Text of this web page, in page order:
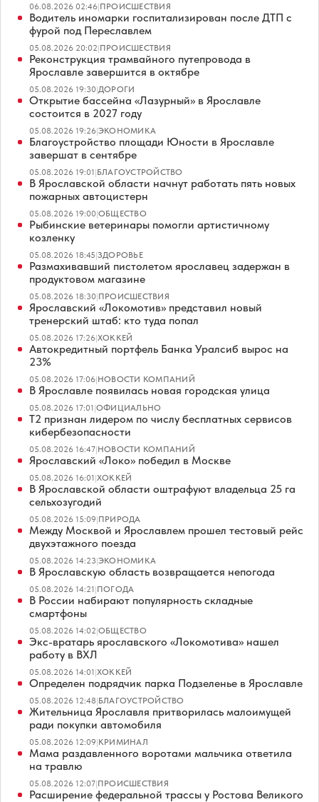
06.08.2026 02:46|ПРОИСШЕСТВИЯ
Водитель иномарки госпитализирован после ДТП с
фурой под Переславлем
05.08.2026 20:02|ПРОИСШЕСТВИЯ
Реконструкция трамвайного путепровода в
Ярославле завершится в октябре
05.08.2026 19:30|ДОРОГИ
Открытие бассейна «Лазурный» в Ярославле
состоится в 2027 году
05.08.2026 19:26|ЭКОНОМИКА
Благоустройство площади Юности в Ярославле
завершат в сентябре
05.08.2026 19:01|БЛАГОУСТРОЙСТВО
В Ярославской области начнут работать пять новых
пожарных автоцистерн
05.08.2026 19:00|ОБЩЕСТВО
Рыбинские ветеринары помогли артистичному
козленку
05.08.2026 18:45|ЗДОРОВЬЕ
Размахивавший пистолетом ярославец задержан в
продуктовом магазине
05.08.2026 18:30|ПРОИСШЕСТВИЯ
Ярославский «Локомотив» представил новый
тренерский штаб: кто туда попал
05.08.2026 17:26|ХОККЕЙ
Автокредитный портфель Банка Уралсиб вырос на
23%
05.08.2026 17:06|НОВОСТИ КОМПАНИЙ
В Ярославле появилась новая городская улица
05.08.2026 17:01|ОФИЦИАЛЬНО
Т2 признан лидером по числу бесплатных сервисов
кибербезопасности
05.08.2026 16:47|НОВОСТИ КОМПАНИЙ
Ярославский «Локо» победил в Москве
05.08.2026 16:01|ХОККЕЙ
В Ярославской области оштрафуют владельца 25 га
сельхозугодий
05.08.2026 15:09|ПРИРОДА
Между Москвой и Ярославлем прошел тестовый рейс
двухэтажного поезда
05.08.2026 14:23|ЭКОНОМИКА
В Ярославскую область возвращается непогода
05.08.2026 14:21|ПОГОДА
В России набирают популярность складные
смартфоны
05.08.2026 14:02|ОБЩЕСТВО
Экс-вратарь ярославского «Локомотива» нашел
работу в ВХЛ
05.08.2026 14:01|ХОККЕЙ
Определен подрядчик парка Подзеленье в Ярославле
05.08.2026 12:48|БЛАГОУСТРОЙСТВО
Жительница Ярославля притворилась малоимущей
ради покупки автомобиля
05.08.2026 12:09|КРИМИНАЛ
Мама раздавленного воротами мальчика ответила
на травлю
05.08.2026 12:07|ПРОИСШЕСТВИЯ
Расширение федеральной трассы у Ростова Великого